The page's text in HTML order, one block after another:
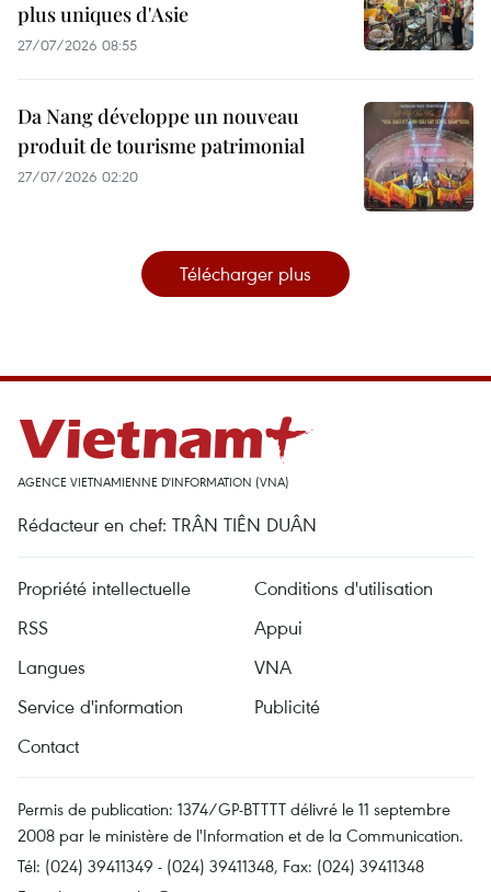
plus uniques d'Asie
27/07/2026 08:55
Da Nang développe un nouveau
produit de tourisme patrimonial
27/07/2026 02:20
Télécharger plus
AGENCE VIETNAMIENNE D'INFORMATION (VNA)
Rédacteur en chef: TRÂN TIÊN DUÂN
Propriété intellectuelle
Conditions d'utilisation
RSS
Appui
Langues
VNA
Service d'information
Publicité
Contact
Permis de publication: 1374/GP-BTTTT délivré le 11 septembre
2008 par le ministère de l'Information et de la Communication.
Tél: (024) 39411349 - (024) 39411348, Fax: (024) 39411348